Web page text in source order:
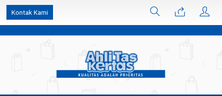
k6Ghe9jF9rmtx91MrSV7BIpW27id0SMW1kLEoe8rM2U
Kontak Kami